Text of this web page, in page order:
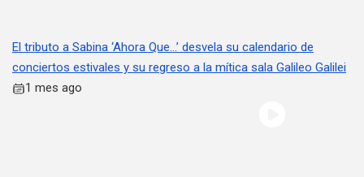
El tributo a Sabina ‘Ahora Que…’ desvela su calendario de
conciertos estivales y su regreso a la mítica sala Galileo Galilei
1 mes ago